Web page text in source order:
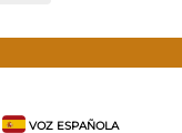
VOZ ESPAÑOLA